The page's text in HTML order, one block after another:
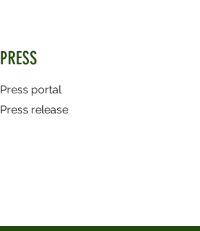
PRESS
Press portal
Press release